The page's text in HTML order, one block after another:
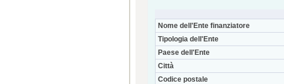
Nome dell'Ente finanziatore
Tipologia dell'Ente
Paese dell'Ente
Città
Codice postale